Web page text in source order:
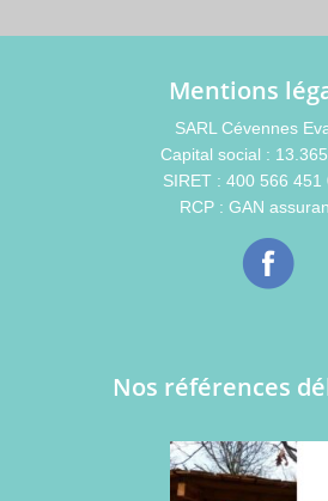
Mentions
SARL Cévennes
Capital social :
SIRET : 400 566 451
RCP : GAN
Nos références